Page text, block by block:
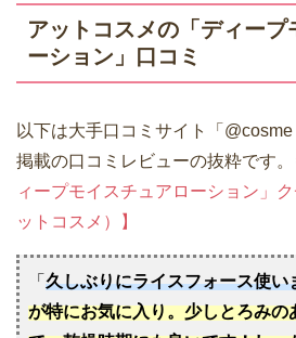
アットコスメの「ディープ
ーション」口コミ
以下は大手口コミサイト「
掲載の口コミレビューの抜粋です
ィープモイスチュアローション」
ットコスメ）】
「 久しぶりにライスフォース使い
が特にお気に入り。少しとろみの